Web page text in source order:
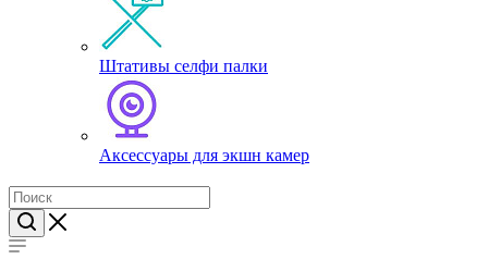
Штативы селфи палки
Аксессуары для экшн камер